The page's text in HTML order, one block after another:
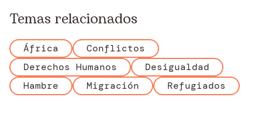
Temas relacionados
África
Conflictos
Derechos Humanos
Desigualdad
Hambre
Migración Refugiados